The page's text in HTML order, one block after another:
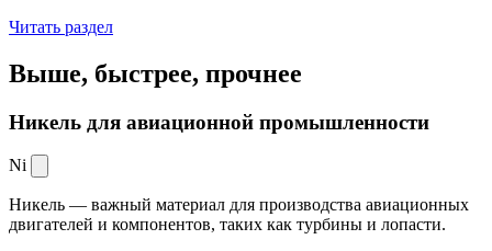
Читать раздел
Выше, быстрее, прочнее
Никель для авиационной промышленности
Ni
Никель — важный материал для производства авиационных
двигателей и компонентов, таких как турбины и лопасти.